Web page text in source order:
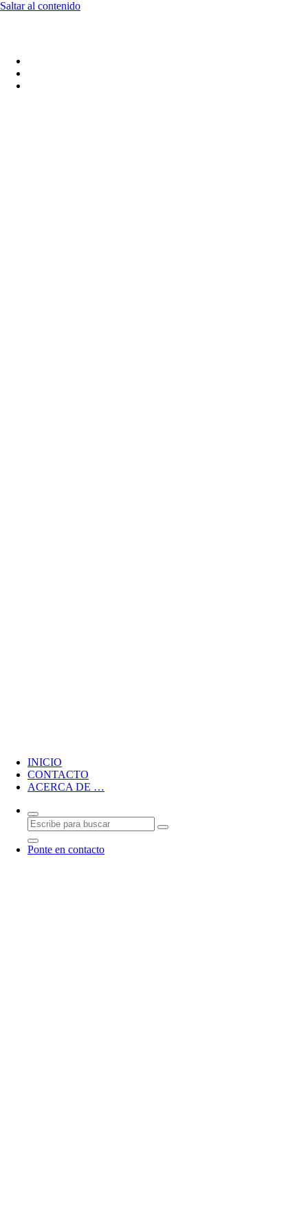
Saltar al contenido
INICIO
CONTACTO
ACERCA DE …
Ponte en contacto